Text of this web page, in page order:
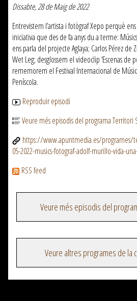
Dissabte, 28 de Maig de 2022
Entrevistem l’artista i fotògraf Xepo perquè
iniciativa que des de fa anys du a terme:
ens parla del projecte Aglaya; Carlos Pérez de
Wet Leg; desglossem el videoclip ‘Escenas de
rememorem el Festival Internacional de
Peníscola.
Reproduir episodi
Veure més episodis del programa Territori
https://www.apuntmedia.es/programes/
05-2022-musics-fotograf-adolf-murillo-vida-
RSS feed
Veure més episodis del
Veure altres programes de la